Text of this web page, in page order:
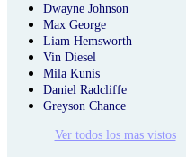
Dwayne Johnson
Max George
Liam Hemsworth
Vin Diesel
Mila Kunis
Daniel Radcliffe
Greyson Chance
Ver todos los mas vistos